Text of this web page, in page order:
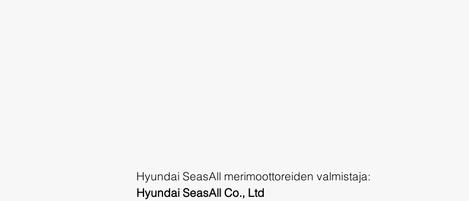
Hyundai SeasAll merimoottoreiden valmistaja:
Hyundai SeasAll Co., Ltd